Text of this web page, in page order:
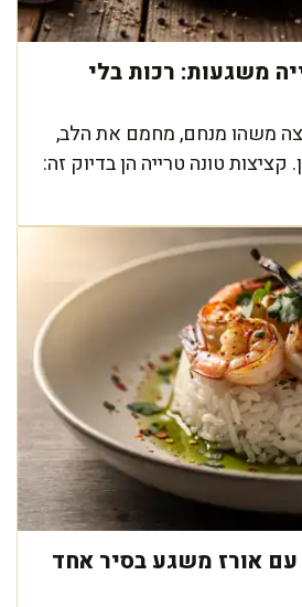
משגעות: רכות בלי
משהו מנחם, מחמם את הלב,
קציצות טונה טרייה הן בדיוק זה:
אורז משגע בסיר אחד